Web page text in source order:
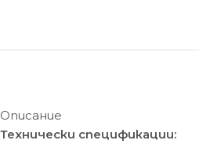
Описание
Технически спецификации: